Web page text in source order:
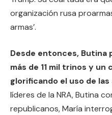
organización rusa
armas’.
Desde entonces, Butina
más de 11 mil trinos y
glorificando el uso de las
líderes de la NRA, Butina
republicanos, María